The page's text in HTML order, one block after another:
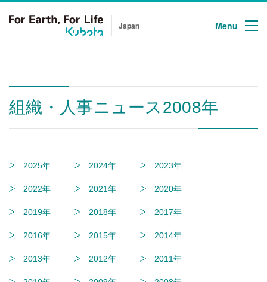
Japan Menu
組織・人事ニュース2008年
2025年 2024年 2023年
2022年 2021年 2020年
2019年 2018年 2017年
2016年 2015年 2014年
2013年 2012年 2011年